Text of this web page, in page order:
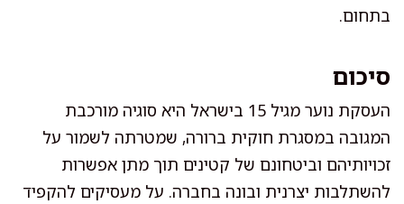
בתחום.
סיכום
העסקת נוער מגיל 15 בישראל היא סוגיה מורכבת
המגובה במסגרת חוקית ברורה, שמטרתה לשמור על
זכויותיהם וביטחונם של קטינים תוך מתן אפשרות
להשתלבות יצרנית ובונה בחברה. על מעסיקים להקפיד